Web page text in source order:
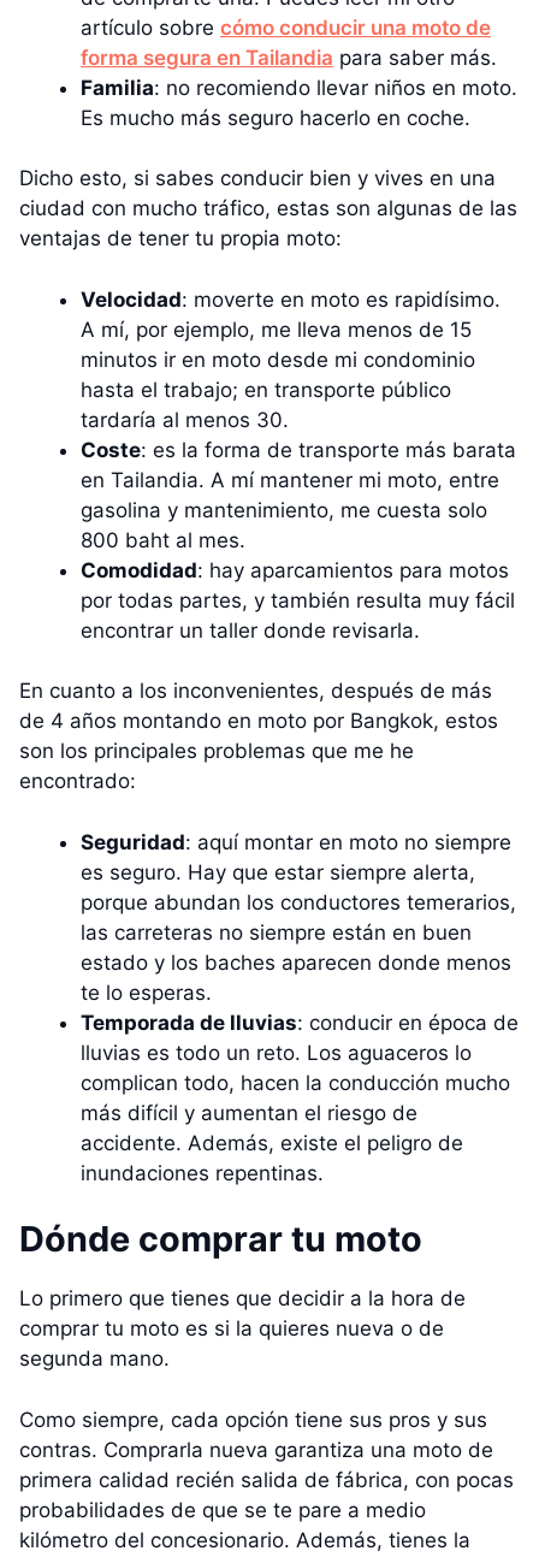
artículo sobre cómo conducir una moto de
forma segura en Tailandia para saber más.
Familia: no recomiendo llevar niños en moto.
Es mucho más seguro hacerlo en coche.
Dicho esto, si sabes conducir bien y vives en una
ciudad con mucho tráfico, estas son algunas de las
ventajas de tener tu propia moto:
Velocidad: moverte en moto es rapidísimo.
A mí, por ejemplo, me lleva menos de 15
minutos ir en moto desde mi condominio
hasta el trabajo; en transporte público
tardaría al menos 30.
Coste: es la forma de transporte más barata
en Tailandia. A mí mantener mi moto, entre
gasolina y mantenimiento, me cuesta solo
800 baht al mes.
Comodidad: hay aparcamientos para motos
por todas partes, y también resulta muy fácil
encontrar un taller donde revisarla.
En cuanto a los inconvenientes, después de más
de 4 años montando en moto por Bangkok, estos
son los principales problemas que me he
encontrado:
Seguridad: aquí montar en moto no siempre
es seguro. Hay que estar siempre alerta,
porque abundan los conductores temerarios,
las carreteras no siempre están en buen
estado y los baches aparecen donde menos
te lo esperas.
Temporada de lluvias: conducir en época de
lluvias es todo un reto. Los aguaceros lo
complican todo, hacen la conducción mucho
más difícil y aumentan el riesgo de
accidente. Además, existe el peligro de
inundaciones repentinas.
Dónde comprar tu moto
Lo primero que tienes que decidir a la hora de
comprar tu moto es si la quieres nueva o de
segunda mano.
Como siempre, cada opción tiene sus pros y sus
contras. Comprarla nueva garantiza una moto de
primera calidad recién salida de fábrica, con pocas
probabilidades de que se te pare a medio
kilómetro del concesionario. Además, tienes la